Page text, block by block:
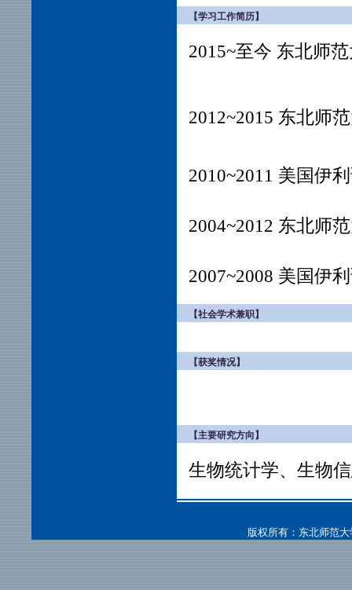
【学习工作简历】
2015~至今 东北师
2012~2015 东北师
2010~2011 美国伊
2004~2012 东北师
2007~2008 美国伊
【社会学术兼职】
【获奖情况】
【主要研究方向】
生物统计学、生物
版权所有：东北师范